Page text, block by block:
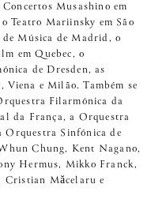
Musashino em
Teatro Mariinsky em São
Música de Madrid, o
em Quebec, o
de Dresden, as
e Milão. Também se
Filarmónica da
da França, a Orquestra
Sinfónica de
Chung, Kent Nagano,
Hermus, Mikko Franck,
Cristian Măcelaru e